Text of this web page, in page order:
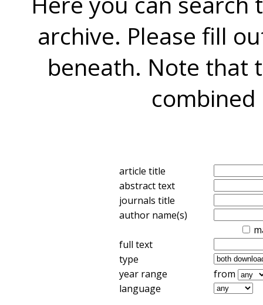
archive. Please fill
beneath. Note that
combined
article title
abstract text
journals title
author name(s)
full text
type
year range
from
language